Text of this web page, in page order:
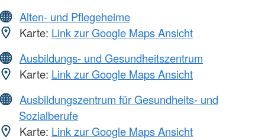
Alten- und Pflegeheime
Karte: Link zur Google Maps Ansicht
Ausbildungs- und Gesundheitszentrum
Karte: Link zur Google Maps Ansicht
Ausbildungszentrum für Gesundheits- und
Sozialberufe
Karte: Link zur Google Maps Ansicht